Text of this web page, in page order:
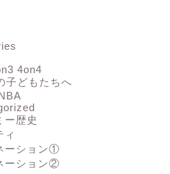
4on4
子どもたちへ
ー歴史
ィ
ーション①
ーション②